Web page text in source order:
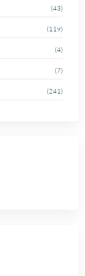
(43)
(119)
(4)
(7)
(241)